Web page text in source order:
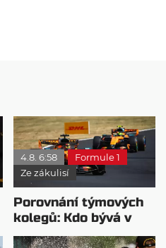
4.8. 6:58
Formule 1
Ze zákulisí
Porovnání týmových
kolegů: Kdo bývá v
sobotu nejrychlejší?